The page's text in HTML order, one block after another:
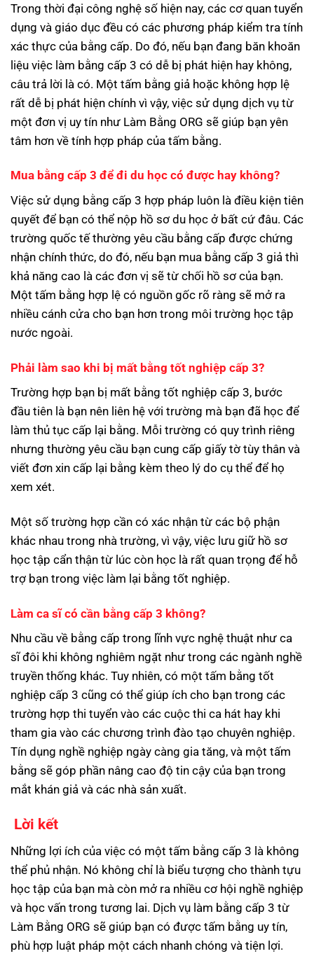
Trong thời đại công nghệ số hiện nay, các cơ quan tuyển
dụng và giáo dục đều có các phương pháp kiểm tra tính
xác thực của bằng cấp. Do đó, nếu bạn đang băn khoăn
liệu việc làm bằng cấp 3 có dễ bị phát hiện hay không,
câu trả lời là có. Một tấm bằng giả hoặc không hợp lệ
rất dễ bị phát hiện chính vì vậy, việc sử dụng dịch vụ từ
một đơn vị uy tín như Làm Bằng ORG sẽ giúp bạn yên
tâm hơn về tính hợp pháp của tấm bằng.
Mua bằng cấp 3 để đi du học có được hay không?
Việc sử dụng bằng cấp 3 hợp pháp luôn là điều kiện tiên
quyết để bạn có thể nộp hồ sơ du học ở bất cứ đâu. Các
trường quốc tế thường yêu cầu bằng cấp được chứng
nhận chính thức, do đó, nếu bạn mua bằng cấp 3 giả thì
khả năng cao là các đơn vị sẽ từ chối hồ sơ của bạn.
Một tấm bằng hợp lệ có nguồn gốc rõ ràng sẽ mở ra
nhiều cánh cửa cho bạn hơn trong môi trường học tập
nước ngoài.
Phải làm sao khi bị mất bằng tốt nghiệp cấp 3?
Trường hợp bạn bị mất bằng tốt nghiệp cấp 3, bước
đầu tiên là bạn nên liên hệ với trường mà bạn đã học để
làm thủ tục cấp lại bằng. Mỗi trường có quy trình riêng
nhưng thường yêu cầu bạn cung cấp giấy tờ tùy thân và
viết đơn xin cấp lại bằng kèm theo lý do cụ thể để họ
xem xét.
Một số trường hợp cần có xác nhận từ các bộ phận
khác nhau trong nhà trường, vì vậy, việc lưu giữ hồ sơ
học tập cẩn thận từ lúc còn học là rất quan trọng để hỗ
trợ bạn trong việc làm lại bằng tốt nghiệp.
Làm ca sĩ có cần bằng cấp 3 không?
Nhu cầu về bằng cấp trong lĩnh vực nghệ thuật như ca
sĩ đôi khi không nghiêm ngặt như trong các ngành nghề
truyền thống khác. Tuy nhiên, có một tấm bằng tốt
nghiệp cấp 3 cũng có thể giúp ích cho bạn trong các
trường hợp thi tuyển vào các cuộc thi ca hát hay khi
tham gia vào các chương trình đào tạo chuyên nghiệp.
Tín dụng nghề nghiệp ngày càng gia tăng, và một tấm
bằng sẽ góp phần nâng cao độ tin cậy của bạn trong
mắt khán giả và các nhà sản xuất.
Lời kết
Những lợi ích của việc có một tấm bằng cấp 3 là không
thể phủ nhận. Nó không chỉ là biểu tượng cho thành tựu
học tập của bạn mà còn mở ra nhiều cơ hội nghề nghiệp
và học vấn trong tương lai. Dịch vụ làm bằng cấp 3 từ
Làm Bằng ORG sẽ giúp bạn có được tấm bằng uy tín,
phù hợp luật pháp một cách nhanh chóng và tiện lợi.